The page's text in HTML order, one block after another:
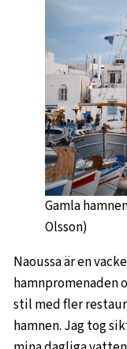
Gamla
Olsson)
Naoussa är en
hamnpromenaden
stil med fler
hamnen. Jag tog